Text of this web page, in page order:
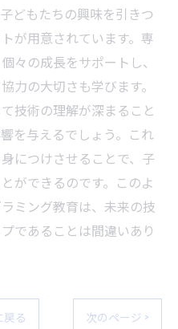
どもたちの興味を引きつ
が用意されています。専
々の成長をサポートし、
力の大切さも学びます。
技術の理解が深まること
を与えるでしょう。これ
につけさせることで、子
ができるのです。このよ
ミング教育は、未来の技
であることは間違いあり
戻る 次のページ >